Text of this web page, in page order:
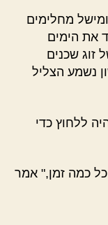
מחלימים
את הימים
זוג שכנים
נשמע הצליל
ללחוץ כדי
כמה זמן," אמר